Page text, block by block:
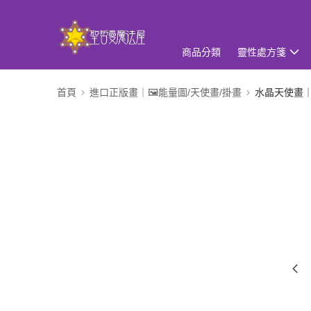
商品分類 靈性處方箋
首頁 進口正版畫｜🖼️能量圖/天使畫/掛畫 水晶天使畫